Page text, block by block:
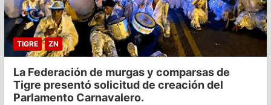
TIGRE ZN
La Federación de murgas y comparsas de
Tigre presentó solicitud de creación del
Parlamento Carnavalero.